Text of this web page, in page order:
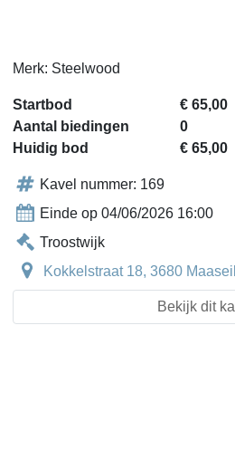
Merk: Steelwood
Startbod
€ 65,00
Aantal biedingen
0
Huidig bod
€ 65,00
Kavel nummer: 169
Einde op 04/06/2026 16:00
Troostwijk
Kokkelstraat 18, 3680
Bekijk dit